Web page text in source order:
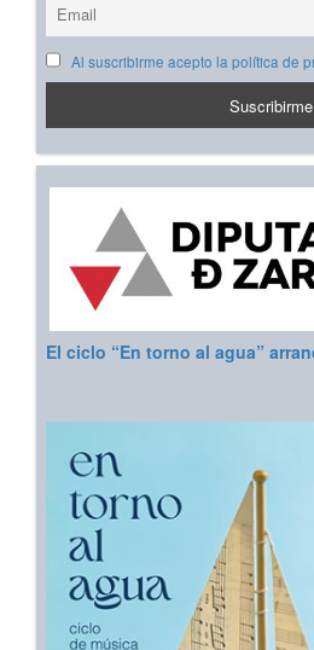
Al suscribirme acepto la política de
El ciclo “En torno al agua”